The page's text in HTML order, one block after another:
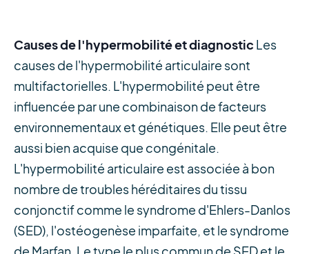
Causes de l'hypermobilité et diagnostic Les
causes de l'hypermobilité articulaire sont
multifactorielles. L'hypermobilité peut être
influencée par une combinaison de facteurs
environnementaux et génétiques. Elle peut être
aussi bien acquise que congénitale.
L'hypermobilité articulaire est associée à bon
nombre de troubles héréditaires du tissu
conjonctif comme le syndrome d'Ehlers-Danlos
(SED), l'ostéogenèse imparfaite, et le syndrome